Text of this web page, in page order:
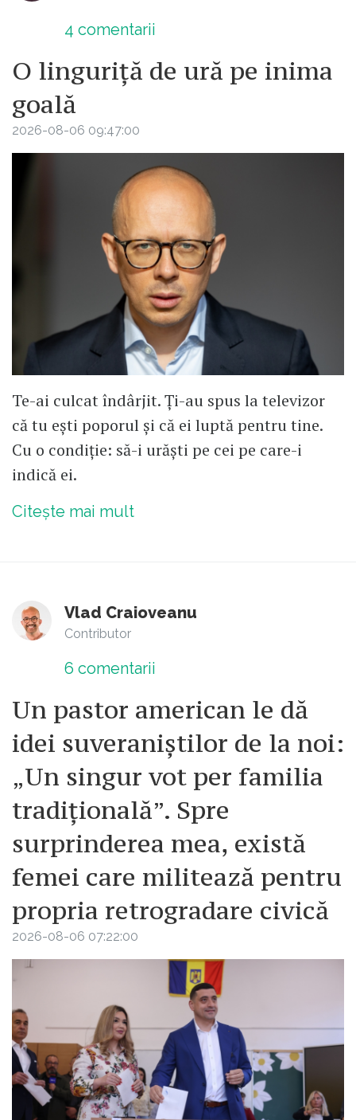
4 comentarii
O linguriță de ură pe inima
goală
2026-08-06 09:47:00
Te-ai culcat îndârjit. Ți-au spus la televizor
că tu ești poporul și că ei luptă pentru tine.
Cu o condiție: să-i urăști pe cei pe care-i
indică ei.
Citește mai mult
Vlad Craioveanu
Contributor
6 comentarii
Un pastor american le dă
idei suveraniștilor de la noi:
„Un singur vot per familia
tradițională”. Spre
surprinderea mea, există
femei care militează pentru
propria retrogradare civică
2026-08-06 07:22:00